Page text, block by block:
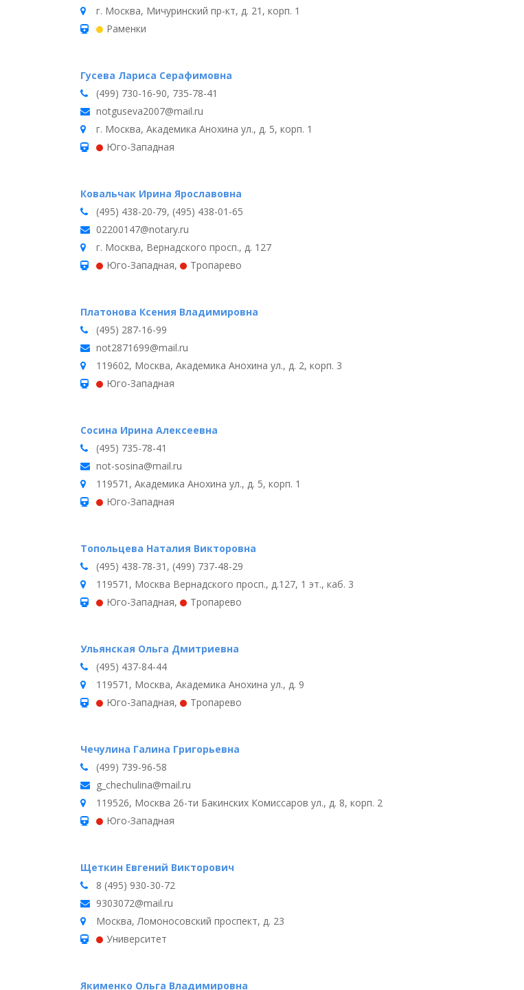
г. Москва, Мичуринский пр-кт, д. 21, корп. 1
Раменки
Гусева Лариса Серафимовна
(499) 730-16-90, 735-78-41
notguseva2007@mail.ru
г. Москва, Академика Анохина ул., д. 5, корп. 1
Юго-Западная
Ковальчак Ирина Ярославовна
(495) 438-20-79, (495) 438-01-65
02200147@notary.ru
г. Москва, Вернадского просп., д. 127
Юго-Западная, Тропарево
Платонова Ксения Владимировна
(495) 287-16-99
not2871699@mail.ru
119602, Москва, Академика Анохина ул., д. 2, корп. 3
Юго-Западная
Сосина Ирина Алексеевна
(495) 735-78-41
not-sosina@mail.ru
119571, Академика Анохина ул., д. 5, корп. 1
Юго-Западная
Топольцева Наталия Викторовна
(495) 438-78-31, (499) 737-48-29
119571, Москва Вернадского просп., д.127, 1 эт., каб. 3
Юго-Западная, Тропарево
Ульянская Ольга Дмитриевна
(495) 437-84-44
119571, Москва, Академика Анохина ул., д. 9
Юго-Западная, Тропарево
Чечулина Галина Григорьевна
(499) 739-96-58
g_chechulina@mail.ru
119526, Москва 26-ти Бакинских Комиссаров ул., д. 8, корп. 2
Юго-Западная
Щеткин Евгений Викторович
8 (495) 930-30-72
9303072@mail.ru
Москва, Ломоносовский проспект, д. 23
Университет
Якименко Ольга Владимировна